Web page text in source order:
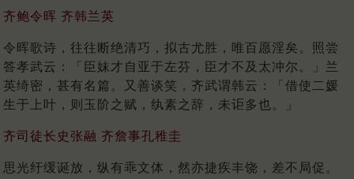
齐鲍令晖 齐韩兰英
令晖歌诗，往往断绝清巧，拟古尤胜，唯百愿淫矣。照尝
答孝武云：「臣妹才自亚于左芬，臣才不及太冲尔。」兰
英绮密，甚有名篇。又善谈笑，齐武谓韩云：「借使二媛
生于上叶，则玉阶之赋，纨素之辞，未讵多也。」
齐司徒长史张融 齐詹事孔稚圭
思光纡缓诞放，纵有乖文体，然亦捷疾丰饶，差不局促。